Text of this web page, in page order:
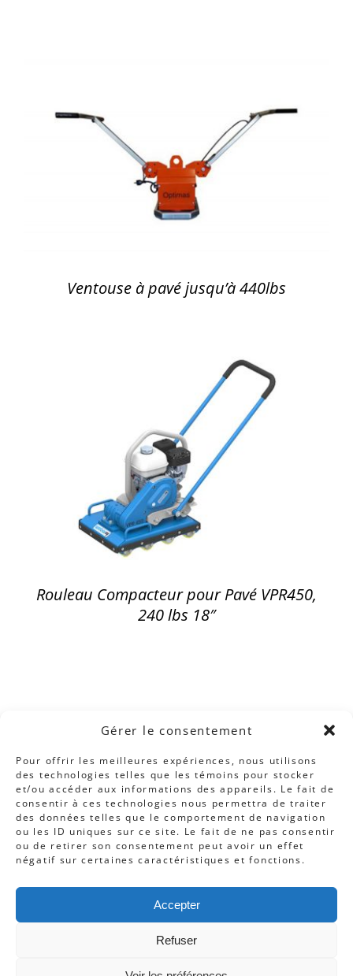
Gérer le consentement
Pour offrir les meilleures expériences, nous utilisons
des technologies telles que les témoins pour stocker
et/ou accéder aux informations des appareils. Le fait de
consentir à ces technologies nous permettra de traiter
des données telles que le comportement de navigation
ou les ID uniques sur ce site. Le fait de ne pas consentir
ou de retirer son consentement peut avoir un effet
négatif sur certaines caractéristiques et fonctions.
Accepter
Refuser
DÉTAILS
Ventouse à pavé jusqu’à 440lbs
DÉTAILS
Rouleau Compacteur pour Pavé VPR450,
240 lbs 18″
Cliquez pour accepter les témoins